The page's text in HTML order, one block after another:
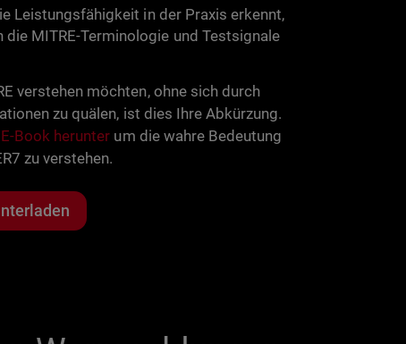
Leistungsfähigkeit in der Praxis erkennt,
die MITRE-Terminologie und Testsignale
verstehen möchten, ohne sich durch
zu quälen, ist dies Ihre Abkürzung.
Book herunter um die wahre Bedeutung
zu verstehen.